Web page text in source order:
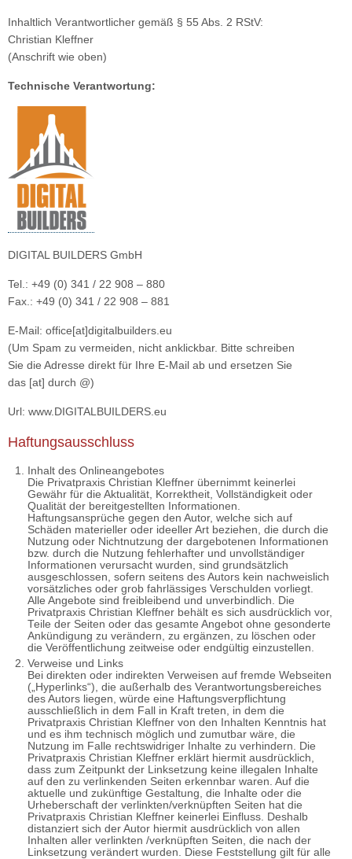
Inhaltlich Verantwortlicher gemäß § 55 Abs. 2 RStV:
Christian Kleffner
(Anschrift wie oben)
Technische Verantwortung:
DIGITAL BUILDERS GmbH
Tel.: +49 (0) 341 / 22 908 – 880
Fax.: +49 (0) 341 / 22 908 – 881
E-Mail: office[at]digitalbuilders.eu
(Um Spam zu vermeiden, nicht anklickbar. Bitte schreiben
Sie die Adresse direkt für Ihre E-Mail ab und ersetzen Sie
das [at] durch @)
Url: www.DIGITALBUILDERS.eu
Haftungsausschluss
Inhalt des Onlineangebotes
Die Privatpraxis Christian Kleffner übernimmt keinerlei
Gewähr für die Aktualität, Korrektheit, Vollständigkeit oder
Qualität der bereitgestellten Informationen.
Haftungsansprüche gegen den Autor, welche sich auf
Schäden materieller oder ideeller Art beziehen, die durch die
Nutzung oder Nichtnutzung der dargebotenen Informationen
bzw. durch die Nutzung fehlerhafter und unvollständiger
Informationen verursacht wurden, sind grundsätzlich
ausgeschlossen, sofern seitens des Autors kein nachweislich
vorsätzliches oder grob fahrlässiges Verschulden vorliegt.
Alle Angebote sind freibleibend und unverbindlich. Die
Privatpraxis Christian Kleffner behält es sich ausdrücklich vor,
Teile der Seiten oder das gesamte Angebot ohne gesonderte
Ankündigung zu verändern, zu ergänzen, zu löschen oder
die Veröffentlichung zeitweise oder endgültig einzustellen.
Verweise und Links
Bei direkten oder indirekten Verweisen auf fremde Webseiten
(„Hyperlinks“), die außerhalb des Verantwortungsbereiches
des Autors liegen, würde eine Haftungsverpflichtung
ausschließlich in dem Fall in Kraft treten, in dem die
Privatpraxis Christian Kleffner von den Inhalten Kenntnis hat
und es ihm technisch möglich und zumutbar wäre, die
Nutzung im Falle rechtswidriger Inhalte zu verhindern. Die
Privatpraxis Christian Kleffner erklärt hiermit ausdrücklich,
dass zum Zeitpunkt der Linksetzung keine illegalen Inhalte
auf den zu verlinkenden Seiten erkennbar waren. Auf die
aktuelle und zukünftige Gestaltung, die Inhalte oder die
Urheberschaft der verlinkten/verknüpften Seiten hat die
Privatpraxis Christian Kleffner keinerlei Einfluss. Deshalb
distanziert sich der Autor hiermit ausdrücklich von allen
Inhalten aller verlinkten /verknüpften Seiten, die nach der
Linksetzung verändert wurden. Diese Feststellung gilt für alle